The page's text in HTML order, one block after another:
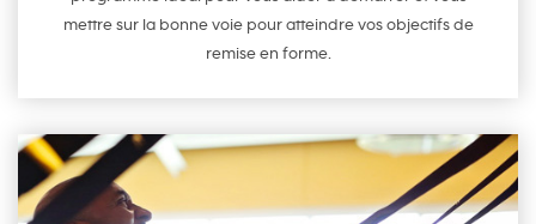
mettre sur la bonne voie pour atteindre vos objectifs de
remise en forme.